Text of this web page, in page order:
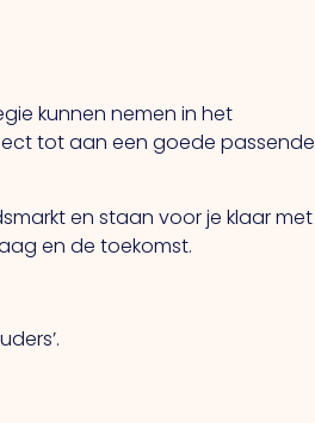
kunnen nemen in het
tot aan een goede passende
en staan voor je klaar met
en de toekomst.